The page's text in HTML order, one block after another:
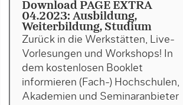
Download PAGE EXTRA
04.2023: Ausbildung,
Weiterbildung, Studium
Zurück in die Werkstätten, Live-
Vorlesungen und Workshops! In
dem kostenlosen Booklet
informieren (Fach-) Hochschulen,
Akademien und Seminaranbieter